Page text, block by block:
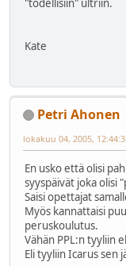
"todellisiin" ultriin.
Kate
Petri Ahonen
lokakuu 04, 2005,
En usko että olisi
syyspäivät joka olisi
Saisi opettajat
Myös kannattaisi
peruskoulutus.
Vähän PPL:n tyyliin
Eli tyyliin Icarus sen